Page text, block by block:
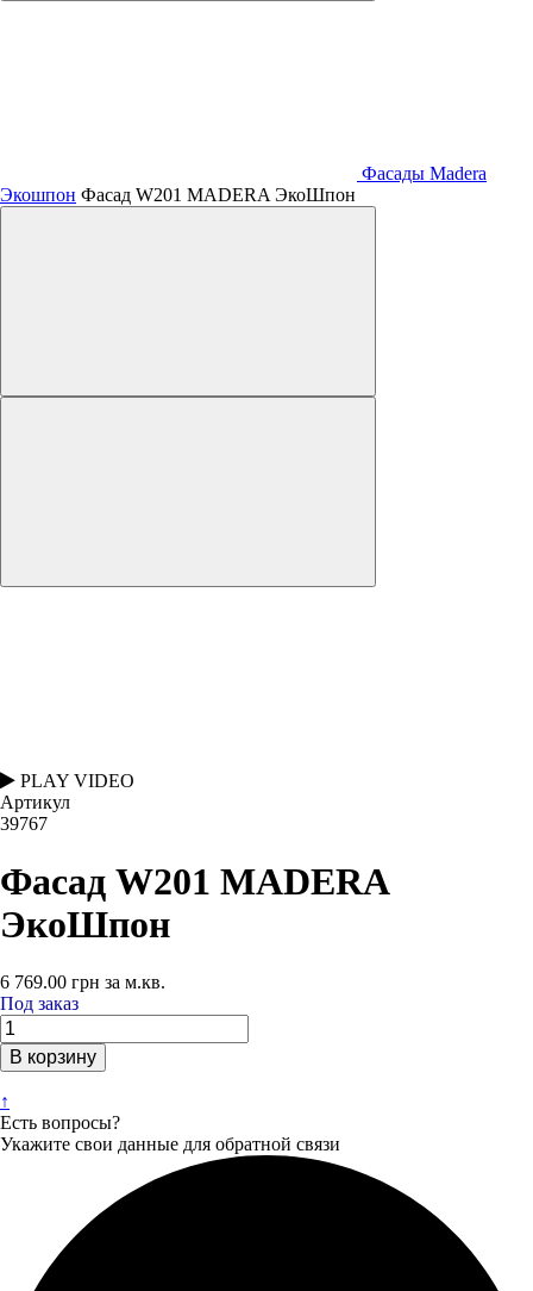
Фасады Madera
Экошпон Фасад W201 MADERA ЭкоШпон
PLAY VIDEO
Артикул
39767
Фасад W201 MADERA
ЭкоШпон
6 769.00 грн за м.кв.
Под заказ
В корзину
↑
Есть вопросы?
Укажите свои данные для обратной связи